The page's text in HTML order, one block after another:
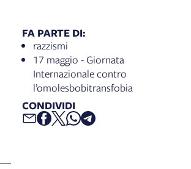
FA PARTE DI:
razzismi
17 maggio - Giornata
Internazionale contro
l’omolesbobitransfobia
CONDIVIDI